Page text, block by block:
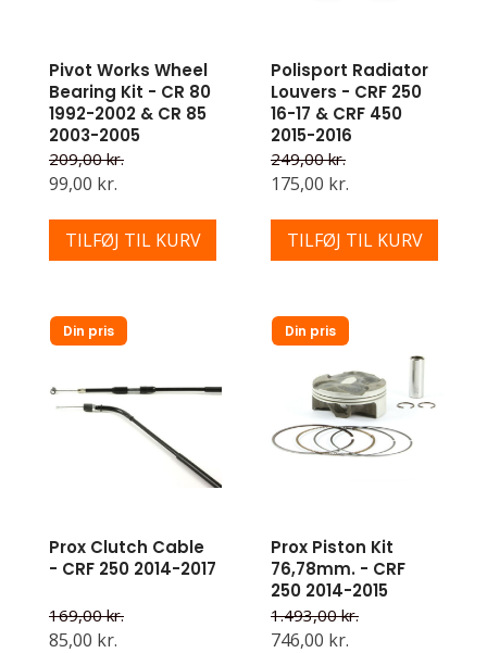
Pivot Works Wheel
Bearing Kit - CR 80
1992-2002 & CR 85
2003-2005
209,00 kr.
99,00 kr.
TILFØJ TIL KURV
Polisport Radiator
Louvers - CRF 250
16-17 & CRF 450
2015-2016
249,00 kr.
175,00 kr.
TILFØJ TIL KURV
Din pris
Prox Clutch Cable
- CRF 250 2014-2017
169,00 kr.
85,00 kr.
Din pris
Prox Piston Kit
76,78mm. - CRF
250 2014-2015
1.493,00 kr.
746,00 kr.